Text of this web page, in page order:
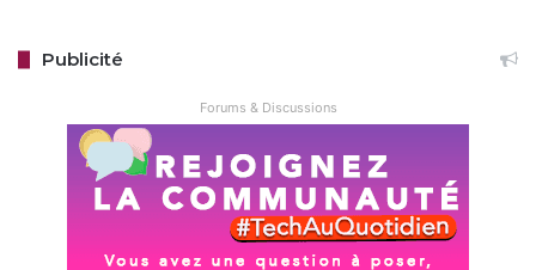
Publicité
Forums & Discussions